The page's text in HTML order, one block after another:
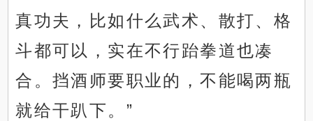
真功夫，比如什么武术、散打、格
斗都可以，实在不行跆拳道也凑
合。挡酒师要职业的，不能喝两瓶
就给干趴下。”